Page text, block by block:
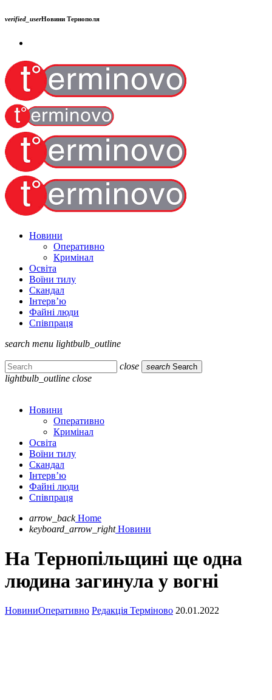
verified_userНовини Тернополя
Новини
Оперативно
Кримінал
Освіта
Воїни тилу
Скандал
Інтерв’ю
Файні люди
Співпраця
search menu lightbulb_outline
close search Search
lightbulb_outline close
Новини
Оперативно
Кримінал
Освіта
Воїни тилу
Скандал
Інтерв’ю
Файні люди
Співпраця
arrow_back Home
keyboard_arrow_right Новини
На Тернопільщині ще одна
людина загинула у вогні
НовиниОперативно Редакція Терміново 20.01.2022